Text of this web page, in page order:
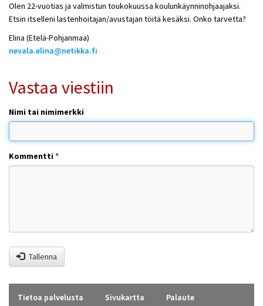
Olen 22-vuotias ja valmistun toukokuussa koulunkäynninohjaajaksi.
Etsin itselleni lastenhoitajan/avustajan töitä kesäksi. Onko tarvetta?
Elina (Etelä-Pohjanmaa)
nevala.elina@netikka.fi
Vastaa viestiin
Nimi tai nimimerkki
Kommentti*
Tallenna
Tietoa palvelusta Sivukartta Palaute